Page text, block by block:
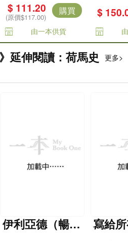
$ 111.20
(原價$117.00)
購買
由一本供貨
致的
$
延伸閱讀：荷馬史 更多>
伊利亞德（暢銷
寫給